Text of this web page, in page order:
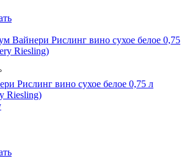
Рислинг вино сухое белое 0,75 л
Riesling)